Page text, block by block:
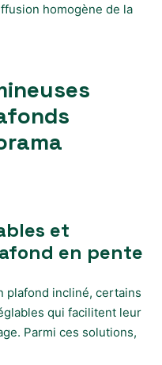
homogène de la
et
en pente
plafond incliné, certains
qui facilitent leur
Parmi ces solutions,